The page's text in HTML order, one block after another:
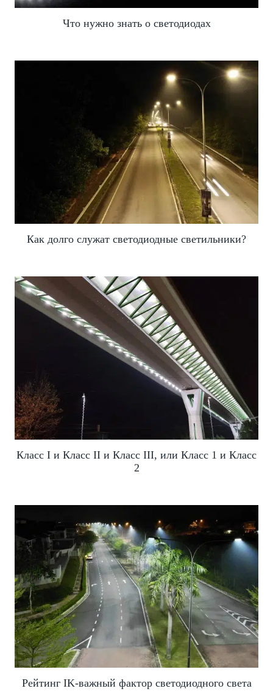
Что нужно знать о светодиодах
Как долго служат светодиодные светильники?
Класс I и Класс II и Класс III, или Класс 1 и Класс
2
Рейтинг IK-важный фактор светодиодного света